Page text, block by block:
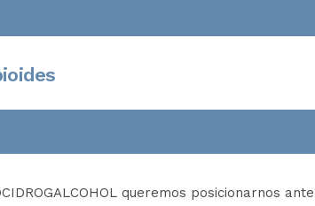
queremos posicionarnos